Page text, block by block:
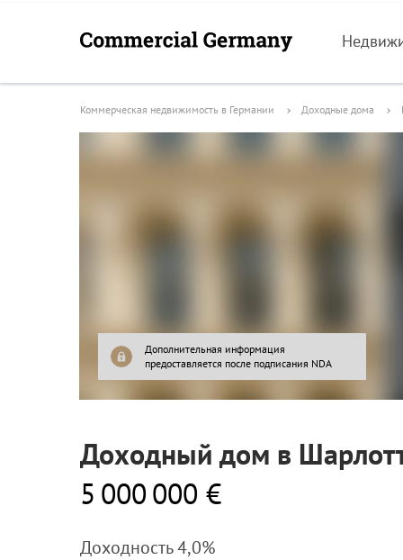
Коммерческая недвижимость в Германии Доходные дома
Дополнительная информация
предоставляется после подписания NDA
Доходный дом в
5 000 000 €
Доходность 4,0%